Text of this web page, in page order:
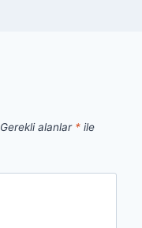
Gerekli alanlar * ile